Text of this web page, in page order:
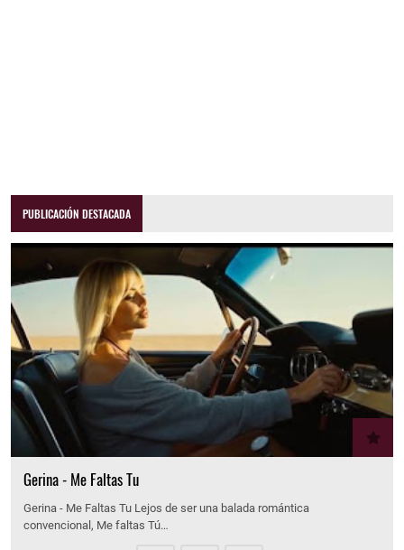
PUBLICACIÓN DESTACADA
Gerina - Me Faltas Tu
Gerina - Me Faltas Tu Lejos de ser una balada romántica
convencional, Me faltas Tú…